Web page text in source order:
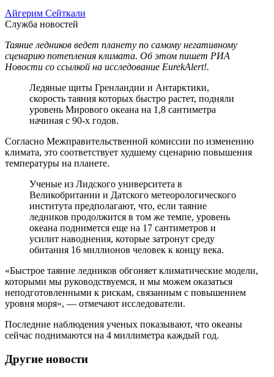
Айгерим Сейткали
Служба новостей
Таяние ледников ведет планету по самому негативному
сценарию потепления климата. Об этом пишет РИА
Новости со ссылкой на исследование EurekAlert!.
Ледяные щиты Гренландии и Антарктики,
скорость таяния которых быстро растет, подняли
уровень Мирового океана на 1,8 сантиметра
начиная с 90-х годов.
Согласно Межправительственной комиссии по изменению
климата, это соответствует худшему сценарию повышения
температуры на планете.
Ученые из Лидского университета в
Великобритании и Датского метеорологического
института предполагают, что, если таяние
ледников продолжится в том же темпе, уровень
океана поднимется еще на 17 сантиметров и
усилит наводнения, которые затронут среду
обитания 16 миллионов человек к концу века.
«Быстрое таяние ледников обгоняет климатические модели,
которыми мы руководствуемся, и мы можем оказаться
неподготовленными к рискам, связанным с повышением
уровня моря», — отмечают исследователи.
Последние наблюдения ученых показывают, что океаны
сейчас поднимаются на 4 миллиметра каждый год.
Другие новости